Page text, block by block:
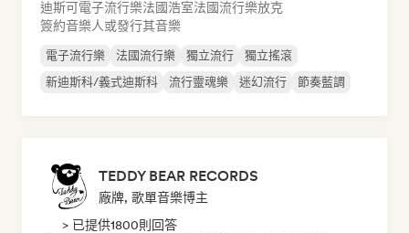
迪斯可電子流行樂法國浩室法國流行樂放克
簽約音樂人或發行其音樂
電子流行樂 法國流行樂 獨立流行
獨立搖滾
新迪斯科/義式迪斯科
流行靈魂樂 迷幻流行 節奏藍調
TEDDY BEAR RECORDS
廠牌, 歌單音樂博主
> 已提供1800則回答